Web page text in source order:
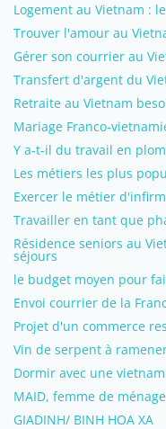
Logement au Vietnam :
Trouver l'amour au
Gérer son courrier au
Transfert d'argent du
Retraite au Vietnam
Mariage Franco-
Y a-t-il du travail en
Les métiers les plus
Exercer le métier
Travailler en tant que
Résidence seniors au
séjours
le budget moyen pour
Envoi courrier de la
Projet d'un commerce
Vin de serpent à
Dormir avec une
MAID, femme de
GIADINH/ BINH HOA XA